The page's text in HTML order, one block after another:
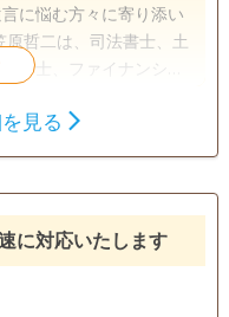
に悩む方々に寄り添い
引士、ファイナンシャ
の実績で、遺言や相続
と連携し、 相談者様の
が専門家に相談しやす
初回相談無料
見る
に対応いたします